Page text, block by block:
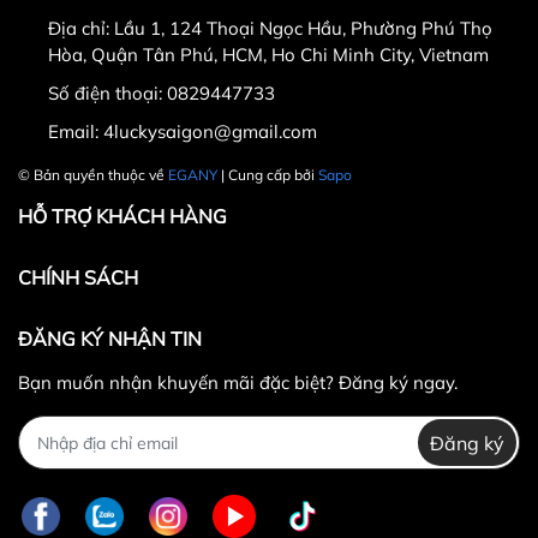
Lưu ý:
0829447733
ngày nhận hàng.
Thời gian được tính từ thời điểm xuất hóa đơn.
Sản phẩm chưa qua sử dụng, không bị dơ bẩn, còn
nguyên tem mác, hộp / bao bì sản phẩm đi kèm
(nếu có).
Sản phẩm được chọn để đổi phải có
Không hoàn lại tiền thừa
phẩm đổi.
Địa chỉ: Lầu 1, 124 Thoại Ngọc Hầu, Phường Phú Thọ
Hòa, Quận Tân Phú, HCM, Ho Chi Minh City, Vietnam
Số điện thoại: 0829447733
Email: 4luckysaigon@gmail.com
© Bản quyền thuộc về EGANY| Cung cấp bởi Sapo
HỖ TRỢ KHÁCH HÀNG
CHÍNH SÁCH
ĐĂNG KÝ NHẬN TIN
Bạn muốn nhận khuyến mãi đặc biệt? Đăng ký ngay.
Đăng ký